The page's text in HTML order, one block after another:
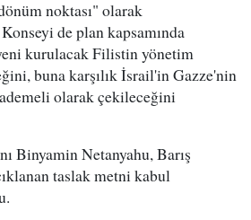
noktası" olarak
de plan kapsamında
kurulacak Filistin yönetim
buna karşılık İsrail'in Gazze'nin
olarak çekileceğini
Binyamin Netanyahu, Barış
taslak metni kabul